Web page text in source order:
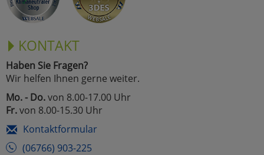
KONTAKT
Haben Sie Fragen?
Wir helfen Ihnen gerne weiter.
Mo. - Do.von 8.00-17.00 Uhr
Fr.von 8.00-15.30 Uhr
Kontaktformular
(06766) 903-225